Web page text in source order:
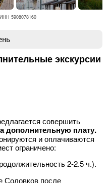
5908078160
экскурсии
совершить
дополнительную плату.
и оплачиваются
ограничено:
2-2.5 ч.).
Соловков после